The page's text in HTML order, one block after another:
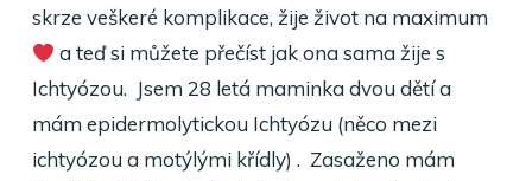
skrze veškeré komplikace, žije život na maximum
a teď si můžete přečíst jak ona sama žije s
Ichtyózou. Jsem 28 letá maminka dvou dětí a
mám epidermolytickou Ichtyózu (něco mezi
ichtyózou a motýlými křídly) . Zasaženo mám